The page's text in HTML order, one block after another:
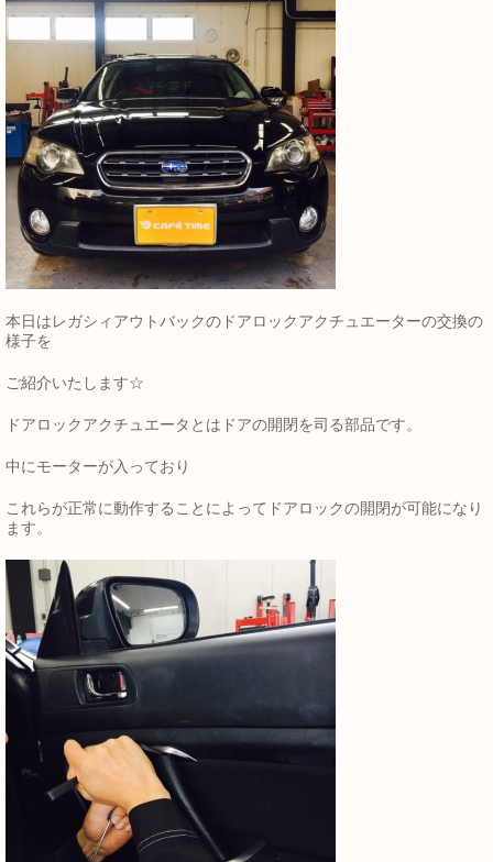
本日はレガシィアウトバックのドアロックアクチュエーターの交換の
様子を
ご紹介いたします☆
ドアロックアクチュエータとはドアの開閉を司る部品です。
中にモーターが入っており
これらが正常に動作することによってドアロックの開閉が可能になり
ます。